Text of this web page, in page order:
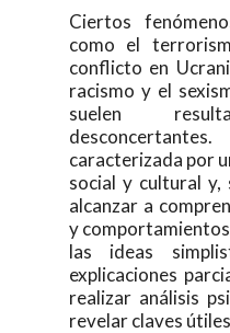
Ciertos
como el
conflicto en
racismo y el
suelen
caracterizada por
social y cultural y,
alcanzar a
y
las ideas
explicaciones
realizar análisis
revelar claves